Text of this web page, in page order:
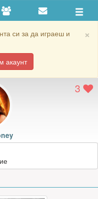
×
си за да играеш и
акаунт
3